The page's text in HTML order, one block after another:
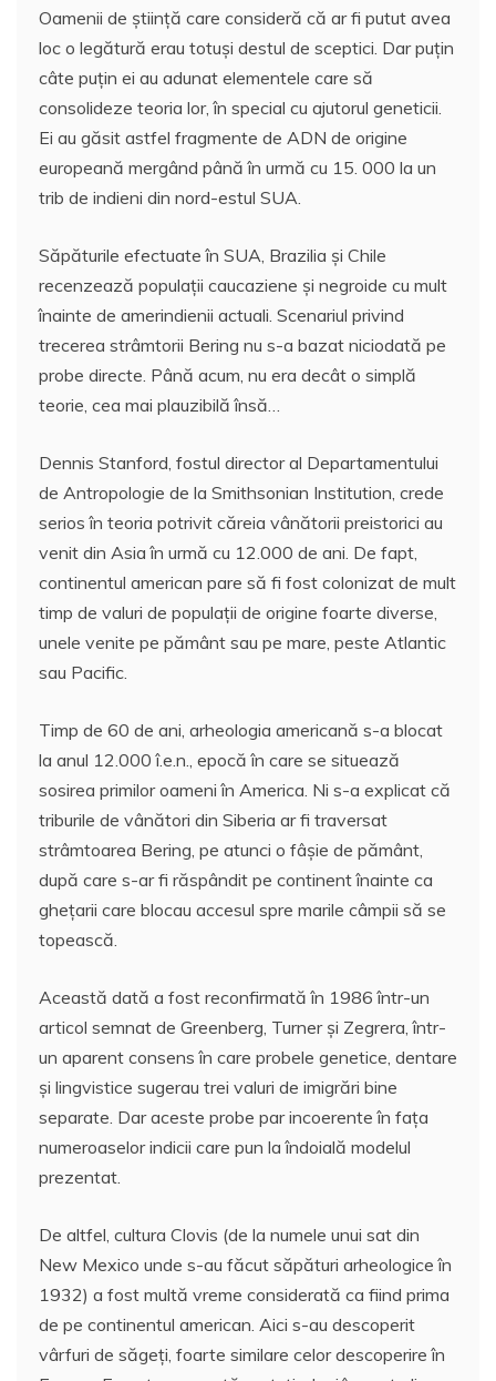
Oamenii de ştiinţă care consideră că ar fi putut avea
loc o legătură erau totuşi destul de sceptici. Dar puţin
câte puţin ei au adunat elementele care să
consolideze teoria lor, în special cu ajutorul geneticii.
Ei au găsit astfel fragmente de ADN de origine
europeană mergând până în urmă cu 15. 000 la un
trib de indieni din nord-estul SUA.
Săpăturile efectuate în SUA, Brazilia şi Chile
recenzează populaţii caucaziene şi negroide cu mult
înainte de amerindienii actuali. Scenariul privind
trecerea strâmtorii Bering nu s-a bazat niciodată pe
probe directe. Până acum, nu era decât o simplă
teorie, cea mai plauzibilă însă…
Dennis Stanford, fostul director al Departamentului
de Antropologie de la Smithsonian Institution, crede
serios în teoria potrivit căreia vânătorii preistorici au
venit din Asia în urmă cu 12.000 de ani. De fapt,
continentul american pare să fi fost colonizat de mult
timp de valuri de populaţii de origine foarte diverse,
unele venite pe pământ sau pe mare, peste Atlantic
sau Pacific.
Timp de 60 de ani, arheologia americană s-a blocat
la anul 12.000 î.e.n., epocă în care se situează
sosirea primilor oameni în America. Ni s-a explicat că
triburile de vânători din Siberia ar fi traversat
strâmtoarea Bering, pe atunci o fâşie de pământ,
după care s-ar fi răspândit pe continent înainte ca
gheţarii care blocau accesul spre marile câmpii să se
topească.
Această dată a fost reconfirmată în 1986 într-un
articol semnat de Greenberg, Turner şi Zegrera, într-
un aparent consens în care probele genetice, dentare
şi lingvistice sugerau trei valuri de imigrări bine
separate. Dar aceste probe par incoerente în faţa
numeroaselor indicii care pun la îndoială modelul
prezentat.
De altfel, cultura Clovis (de la numele unui sat din
New Mexico unde s-au făcut săpături arheologice în
1932) a fost multă vreme considerată ca fiind prima
de pe continentul american. Aici s-au descoperit
vârfuri de săgeţi, foarte similare celor descoperire în